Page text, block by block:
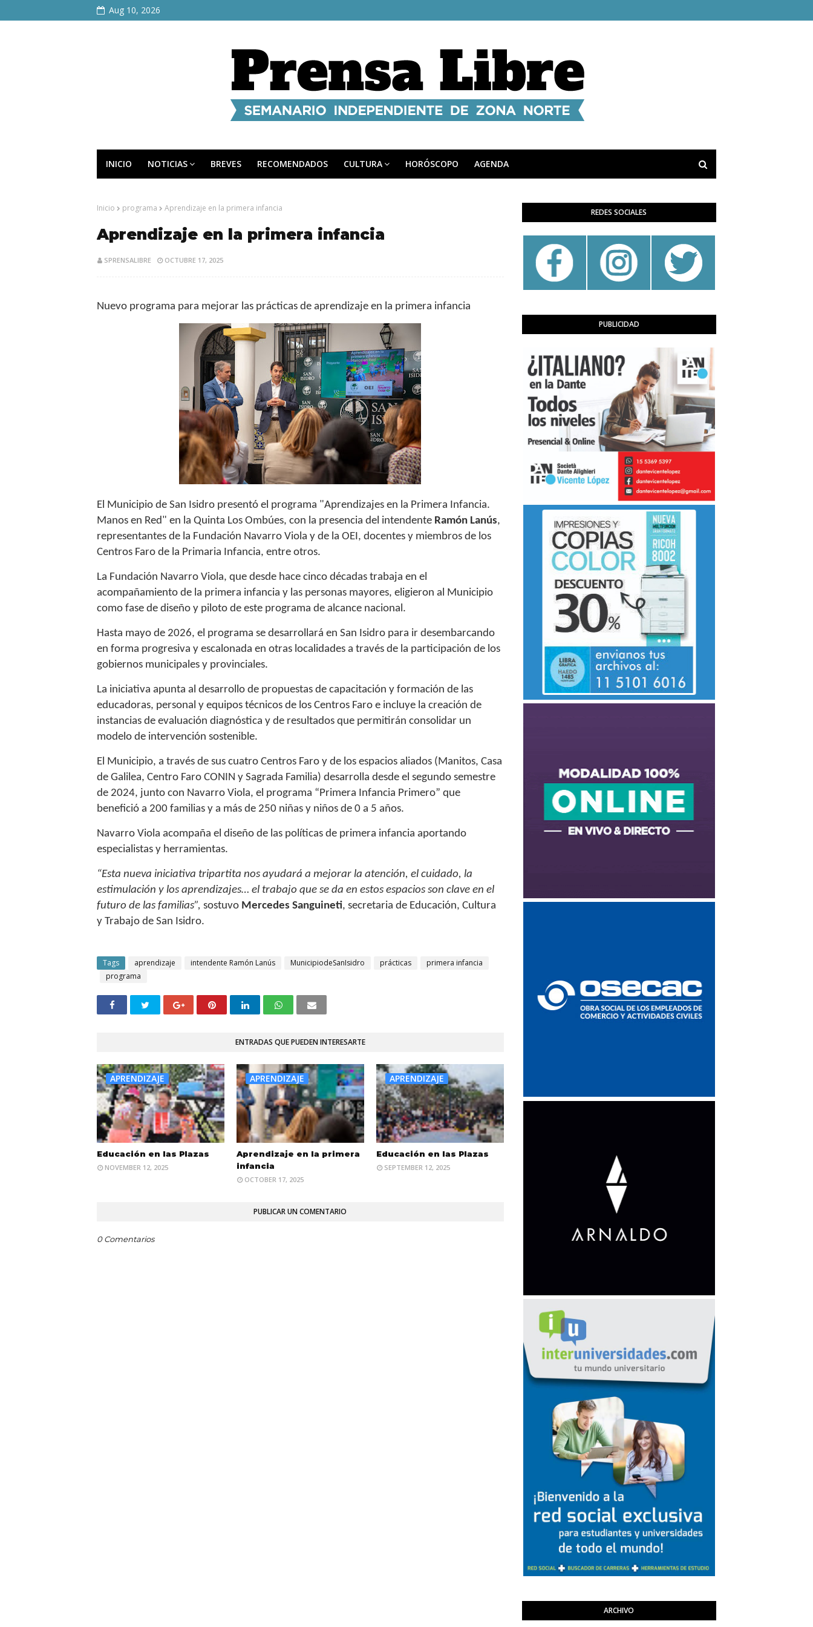
Aug 10, 2026
INICIO NOTICIAS BREVES RECOMENDADOS CULTURA HORÓSCOPO AGENDA
Inicio programa Aprendizaje en la primera infancia
Aprendizaje en la primera infancia
SPRENSALIBRE OCTUBRE 17, 2025
Nuevo programa para mejorar las prácticas de aprendizaje en la primera infancia
El Municipio de San Isidro presentó el programa "Aprendizajes en la Primera Infancia.
Manos en Red" en la Quinta Los Ombúes, con la presencia del intendente Ramón Lanús,
representantes de la Fundación Navarro Viola y de la OEI, docentes y miembros de los
Centros Faro de la Primaria Infancia, entre otros.
La Fundación Navarro Viola, que desde hace cinco décadas trabaja en el
acompañamiento de la primera infancia y las personas mayores, eligieron al Municipio
como fase de diseño y piloto de este programa de alcance nacional.
Hasta mayo de 2026, el programa se desarrollará en San Isidro para ir desembarcando
en forma progresiva y escalonada en otras localidades a través de la participación de los
gobiernos municipales y provinciales.
La iniciativa apunta al desarrollo de propuestas de capacitación y formación de las
educadoras, personal y equipos técnicos de los Centros Faro e incluye la creación de
instancias de evaluación diagnóstica y de resultados que permitirán consolidar un
modelo de intervención sostenible.
El Municipio, a través de sus cuatro Centros Faro y de los espacios aliados (Manitos, Casa
de Galilea, Centro Faro CONIN y Sagrada Familia) desarrolla desde el segundo semestre
de 2024, junto con Navarro Viola, el programa “Primera Infancia Primero” que
benefició a 200 familias y a más de 250 niñas y niños de 0 a 5 años.
Navarro Viola acompaña el diseño de las políticas de primera infancia aportando
especialistas y herramientas.
“Esta nueva iniciativa tripartita nos ayudará a mejorar la atención, el cuidado, la
estimulación y los aprendizajes… el trabajo que se da en estos espacios son clave en el
futuro de las familias”, sostuvo Mercedes Sanguineti, secretaria de Educación, Cultura
y Trabajo de San Isidro.
Tags aprendizaje intendente Ramón Lanús MunicipiodeSanIsidro prácticas
primera infancia
programa
ENTRADAS QUE PUEDEN INTERESARTE
APRENDIZAJE
Educación en las Plazas
NOVEMBER 12, 2025
APRENDIZAJE
Aprendizaje en la primera
infancia
OCTOBER 17, 2025
APRENDIZAJE
Educación en las Plazas
SEPTEMBER 12, 2025
PUBLICAR UN COMENTARIO
0 Comentarios
REDES SOCIALES
PUBLICIDAD
ARCHIVO